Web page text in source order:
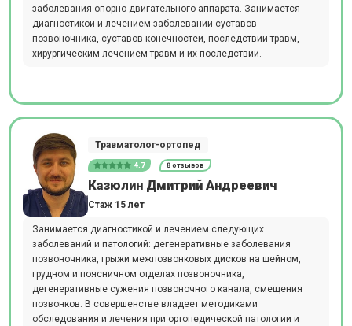
заболевания опорно-двигательного аппарата. Занимается
диагностикой и лечением заболеваний суставов
позвоночника, суставов конечностей, последствий травм,
хирургическим лечением травм и их последствий.
Травматолог-ортопед
4.7 8 отзывов
Казюлин Дмитрий Андреевич
Стаж 15 лет
Занимается диагностикой и лечением следующих
заболеваний и патологий: дегенеративные заболевания
позвоночника, грыжи межпозвонковых дисков на шейном,
грудном и поясничном отделах позвоночника,
дегенеративные сужения позвоночного канала, смещения
позвонков. В совершенстве владеет методиками
обследования и лечения при ортопедической патологии и